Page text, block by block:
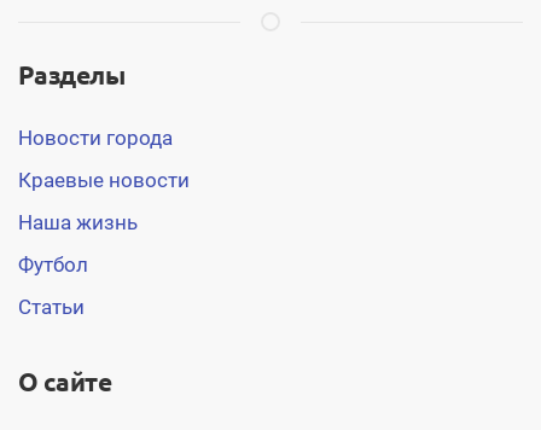
Разделы
Новости города
Краевые новости
Наша жизнь
Футбол
Статьи
О сайте